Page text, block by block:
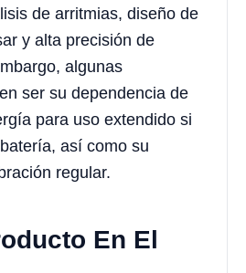
de arritmias, diseño de
y alta precisión de
algunas
ser su dependencia de
para uso extendido si
así como su
regular.
En El